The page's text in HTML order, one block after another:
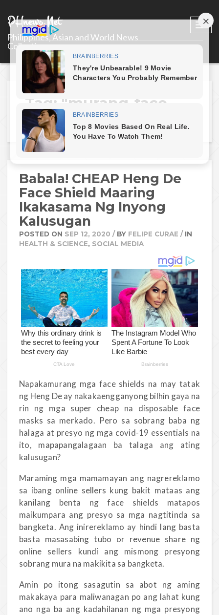
PHnews.Net
Philippines, Asian and World News
Collections
Tag: "murang-face-
shields"
Babala! CHEAP Heng De
Face Shield Maaring
Ikakasama Ng Inyong
Kalusugan
POSTED ON SEP 12, 2020 / BY FELIPE CURAE / IN
HEALTH & SCIENCE, SOCIAL MEDIA
Napakamurang mga face shields na may tatak
ng Heng De ay nakakaengganyong bilhin gaya na
rin ng mga super cheap na disposable face
masks sa merkado. Pero sa sobrang baba ng
halaga at presyo ng mga covid-19 essentials na
ito, mapapangalagaan ba talaga ang ating
kalusugan?
Maraming mga mamamayan ang nagrereklamo
sa ibang online sellers kung bakit mataas ang
kanilang benta ng face shields matapos
maikumpara ang presyo sa mga nagtitinda sa
bangketa. Ang inirereklamo ay hindi lang basta
basta masasabing tubo or revenue share ng
online sellers kundi ang mismong presyong
sobrang mura na makikita sa bangketa.
Amin po itong sasagutin sa abot ng aming
makakaya para maliwanagan po ang lahat kung
ano nga ba ang kadahilanan ng mga presyong